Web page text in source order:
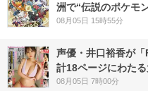
洲で“伝説のポケモ
08月05日 15時55分
声優・井口裕香が
計18ページにわたる
08月05日 7時00分